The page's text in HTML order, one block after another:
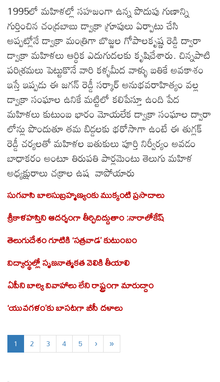
1995లో మహిళల్లో సహజంగా ఉన్న పొదుపు గుణాన్ని
గుర్తించిన చంద్రబాబు డ్వాక్రా గ్రూపులు ఏర్పాటు చేసి
అప్పట్లోనే డ్వాక్రా మంత్రిగా బొజ్జల గోపాలకృష్ణ రెడ్డి ద్వారా
డ్వాక్రా మహిళలు ఆర్ధిక ఎదుగుదలకు కృషిచేశారు. చిన్నపాటి
పరిశ్రమలు పెట్టుకొనే వారి కళ్ళమీద వాళ్ళు బతికే అవకాశం
ఇస్తే ఇప్పడు ఈ జగన్ రెడ్డీ సర్కార్ అనుభవరాహిత్యం వల్ల
డ్వాక్రా సంఘాల ఉనికే మట్టిలో కలిపేస్తూ ఉంది పేద
మహిళలు కుటుంబ భారం మోయలేక డ్వాక్రా సంఘాల ద్వారా
లోన్లు పొందుతూ తమ బిడ్డలకు భరోసాగా ఉంటే ఈ తుగ్లక్
రెడ్డీ చర్యలతో మహిళల బతుకులు పూర్తి నిర్వీర్యం అవడం
బాధాకరం అంటూ తిరుపతి పార్లమెంటు తెలుగు మహిళ
అధ్యక్షురాలు చక్రాల ఉష వాపోయారు
సుగవాసి బాలసుబ్రహ్మణ్యంకు ముక్కంటి ప్రసాదాలు
శ్రీకాళహస్తిని ఆదర్శంగా తీర్చిదిద్దుతాం :నారాలోకేష్
తెలుగుదేశం గూటికి ‘సత్రవాడ’ కుటుంబం
విద్యార్థుల్లో సృజనాత్మకత వెలికి తీయాలి
ఏపీని బాల్య వివాహాలు లేని రాష్ట్రంగా మారుద్దాం
‘యువగళం’కు బాసటగా బీసీ దళాలు
1 2 3 4 5 › »